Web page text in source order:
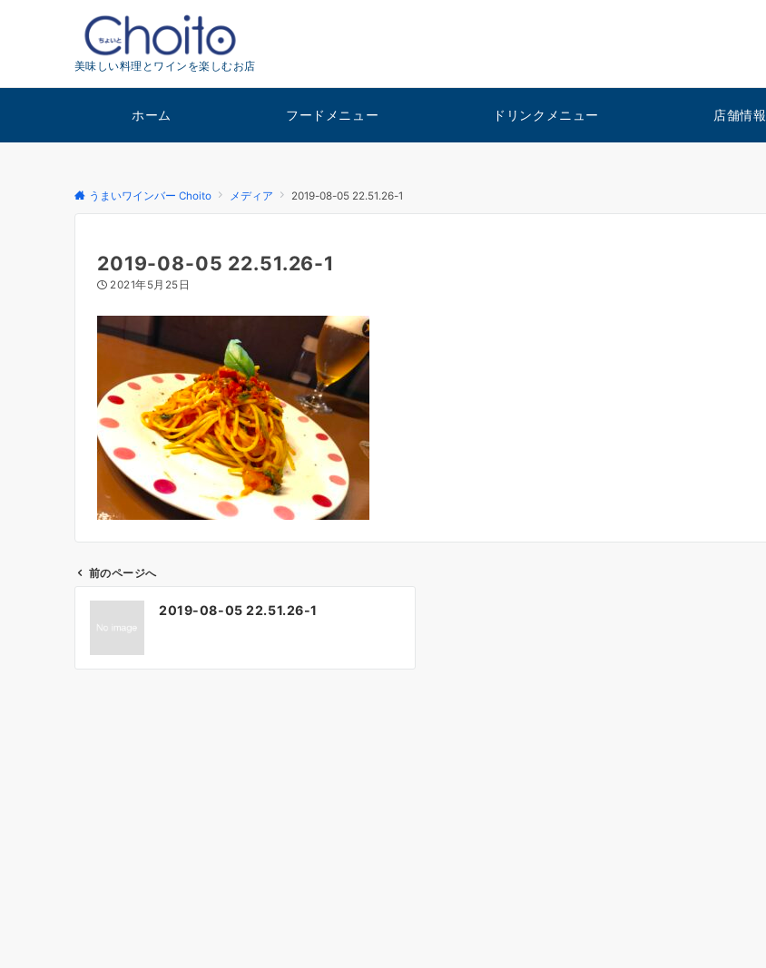
美味しい料理とワインを楽しむお店
ホーム フードメニュー ドリンクメニュー 店舗情報
うまいワインバー Choito メディア 2019-08-05 22.51.26-1
2019-08-05 22.51.26-1
2021年5月25日
前のページへ
2019-08-05 22.51.26-1